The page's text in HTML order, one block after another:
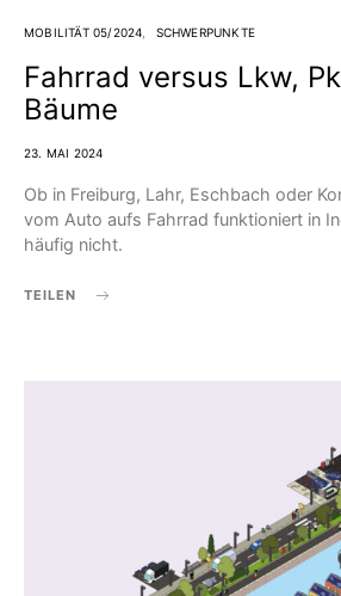
MOBILITÄT 05/2024 SCHWERPUNKTE
Fahrrad versus Lkw,
Bäume
23. MAI 2024
Ob in Freiburg, Lahr, Eschbach oder
vom Auto aufs Fahrrad funktioniert in
häufig nicht.
TEILEN